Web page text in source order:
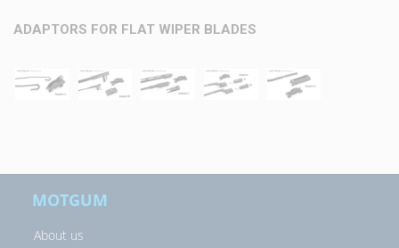
ADAPTORS FOR FLAT WIPER BLADES
MOTGUM
About us